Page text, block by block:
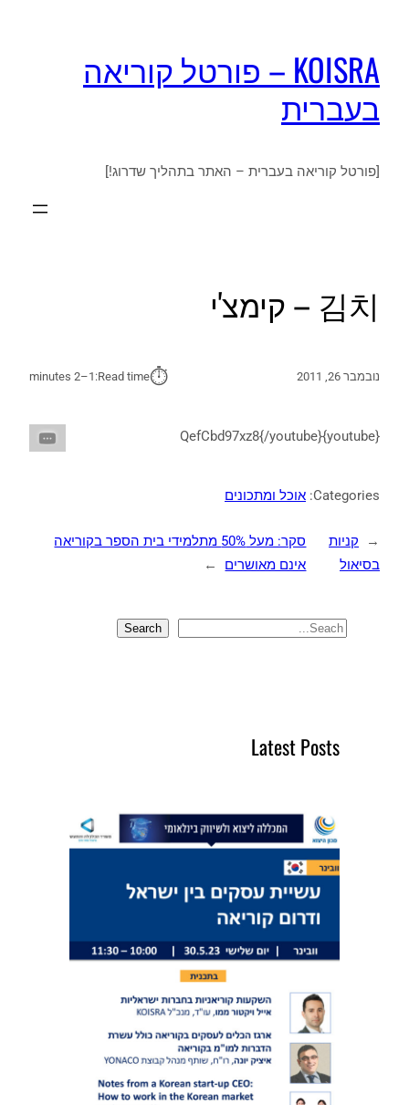
KOISRA – פורטל קוריאה
בעברית
[פורטל קוריאה בעברית – האתר בתהליך שדרוג!]
김치 – קימצ'י
נובמבר 26, 2011 ⏱︎
Read time:
1–2 minutes
{youtube}QefCbd97xz8{/youtube}
Categories: אוכל ומתכונים
←
קניות
בסיאול
סקר: מעל 50% מתלמידי בית הספר בקוריאה
אינם מאושרים
→
S
Search
Latest Posts